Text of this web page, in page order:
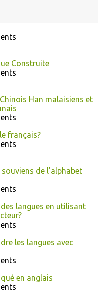
Construite
Han malaisiens et
français?
de l'alphabet
langues en utilisant
les langues avec
en anglais